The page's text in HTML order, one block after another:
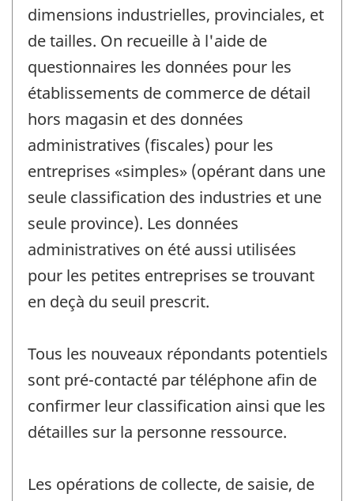
dimensions industrielles, provinciales, et
de tailles. On recueille à l'aide de
questionnaires les données pour les
établissements de commerce de détail
hors magasin et des données
administratives (fiscales) pour les
entreprises «simples» (opérant dans une
seule classification des industries et une
seule province). Les données
administratives on été aussi utilisées
pour les petites entreprises se trouvant
en deçà du seuil prescrit.
Tous les nouveaux répondants potentiels
sont pré-contacté par téléphone afin de
confirmer leur classification ainsi que les
détailles sur la personne ressource.
Les opérations de collecte, de saisie, de